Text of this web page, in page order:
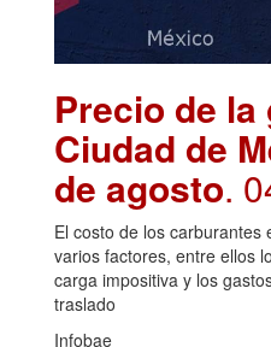
Precio de
Ciudad de
de agosto.
El costo de los
varios factores, entre ellos
carga impositiva y los
traslado
Infobae